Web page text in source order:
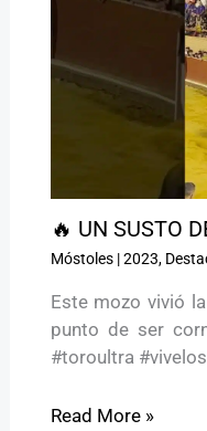
🔥 UN SUSTO
Móstoles|2023,
Este mozo vivió
punto de ser
#toroultra
Read More »